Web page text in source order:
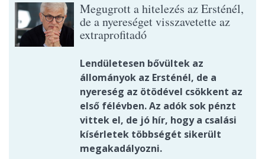
Megugrott a hitelezés az Ersténél,
de a nyereséget visszavetette az
extraprofitadó
Lendületesen bővültek az
állományok az Ersténél, de a
nyereség az ötödével csökkent az
első félévben. Az adók sok pénzt
vittek el, de jó hír, hogy a csalási
kísérletek többségét sikerült
megakadályozni.